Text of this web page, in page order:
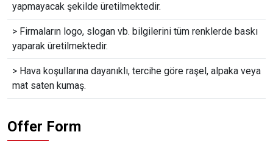
yapmayacak şekilde üretilmektedir.
> Firmaların logo, slogan vb. bilgilerini tüm renklerde baskı
yaparak üretilmektedir.
> Hava koşullarına dayanıklı, tercihe göre raşel, alpaka veya
mat saten kumaş.
Offer Form